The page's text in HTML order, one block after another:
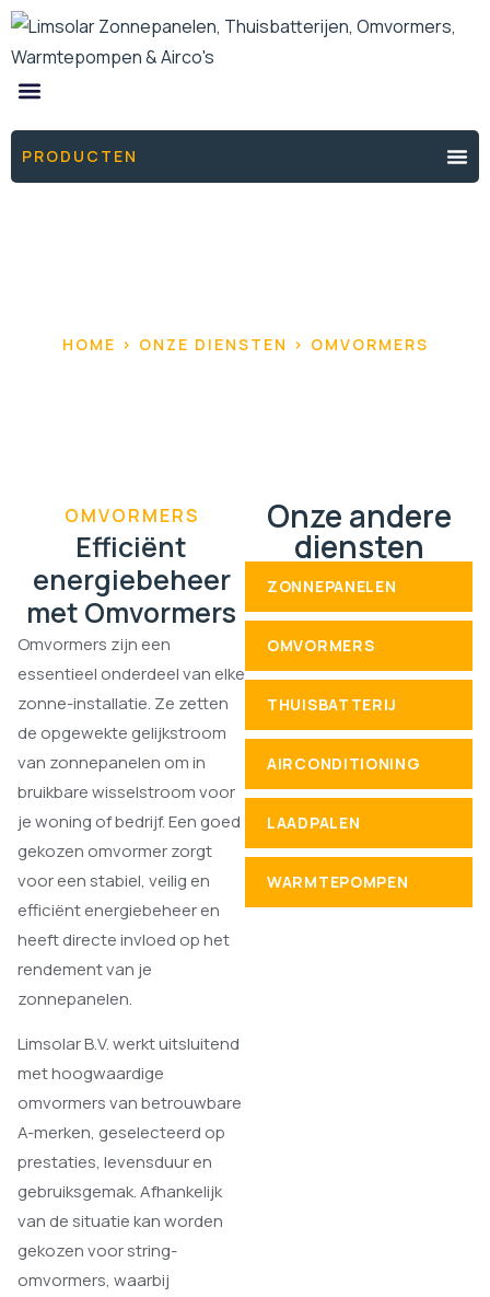
PRODUCTEN
HOME > ONZE DIENSTEN > OMVORMERS
Onze andere
diensten
ZONNEPANELEN
OMVORMERS
THUISBATTERIJ
AIRCONDITIONING
LAADPALEN
WARMTEPOMPEN
OMVORMERS
Efficiënt
energiebeheer
met Omvormers
Omvormers zijn een
essentieel onderdeel van elke
zonne-installatie. Ze zetten
de opgewekte gelijkstroom
van zonnepanelen om in
bruikbare wisselstroom voor
je woning of bedrijf. Een goed
gekozen omvormer zorgt
voor een stabiel, veilig en
efficiënt energiebeheer en
heeft directe invloed op het
rendement van je
zonnepanelen.
Limsolar B.V. werkt uitsluitend
met hoogwaardige
omvormers van betrouwbare
A-merken, geselecteerd op
prestaties, levensduur en
gebruiksgemak. Afhankelijk
van de situatie kan worden
gekozen voor string-
omvormers, waarbij